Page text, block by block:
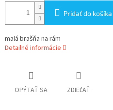
Pridať do košíka
malá brašňa na rám
Detailné informácie
OPÝTAŤ SA ZDIEĽAŤ